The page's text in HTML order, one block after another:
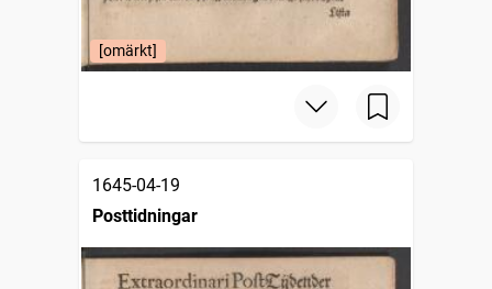
[omärkt]
1645-04-19
Posttidningar